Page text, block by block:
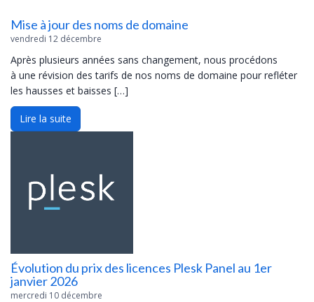
Mise à jour des noms de domaine
vendredi 12 décembre
Après plusieurs années sans changement, nous procédons
à une révision des tarifs de nos noms de domaine pour refléter
les hausses et baisses […]
Lire la suite
Évolution du prix des licences Plesk Panel au 1er
janvier 2026
mercredi 10 décembre